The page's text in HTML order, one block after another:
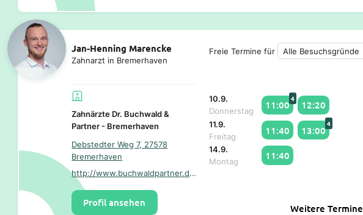
Jan-Henning Marencke
Zahnarzt in Bremerhaven
Zahnärzte Dr. Buchwald &
Partner - Bremerhaven
Debstedter Weg 7, 27578
Bremerhaven
http://www.buchwaldpartner.de/
Profil ansehen
Freie Termine für
10.9.
Donnerstag
11:00
4
12:20
11.9.
Freitag
11:40 13:00
4
14.9.
Montag
11:40
Weitere Termine